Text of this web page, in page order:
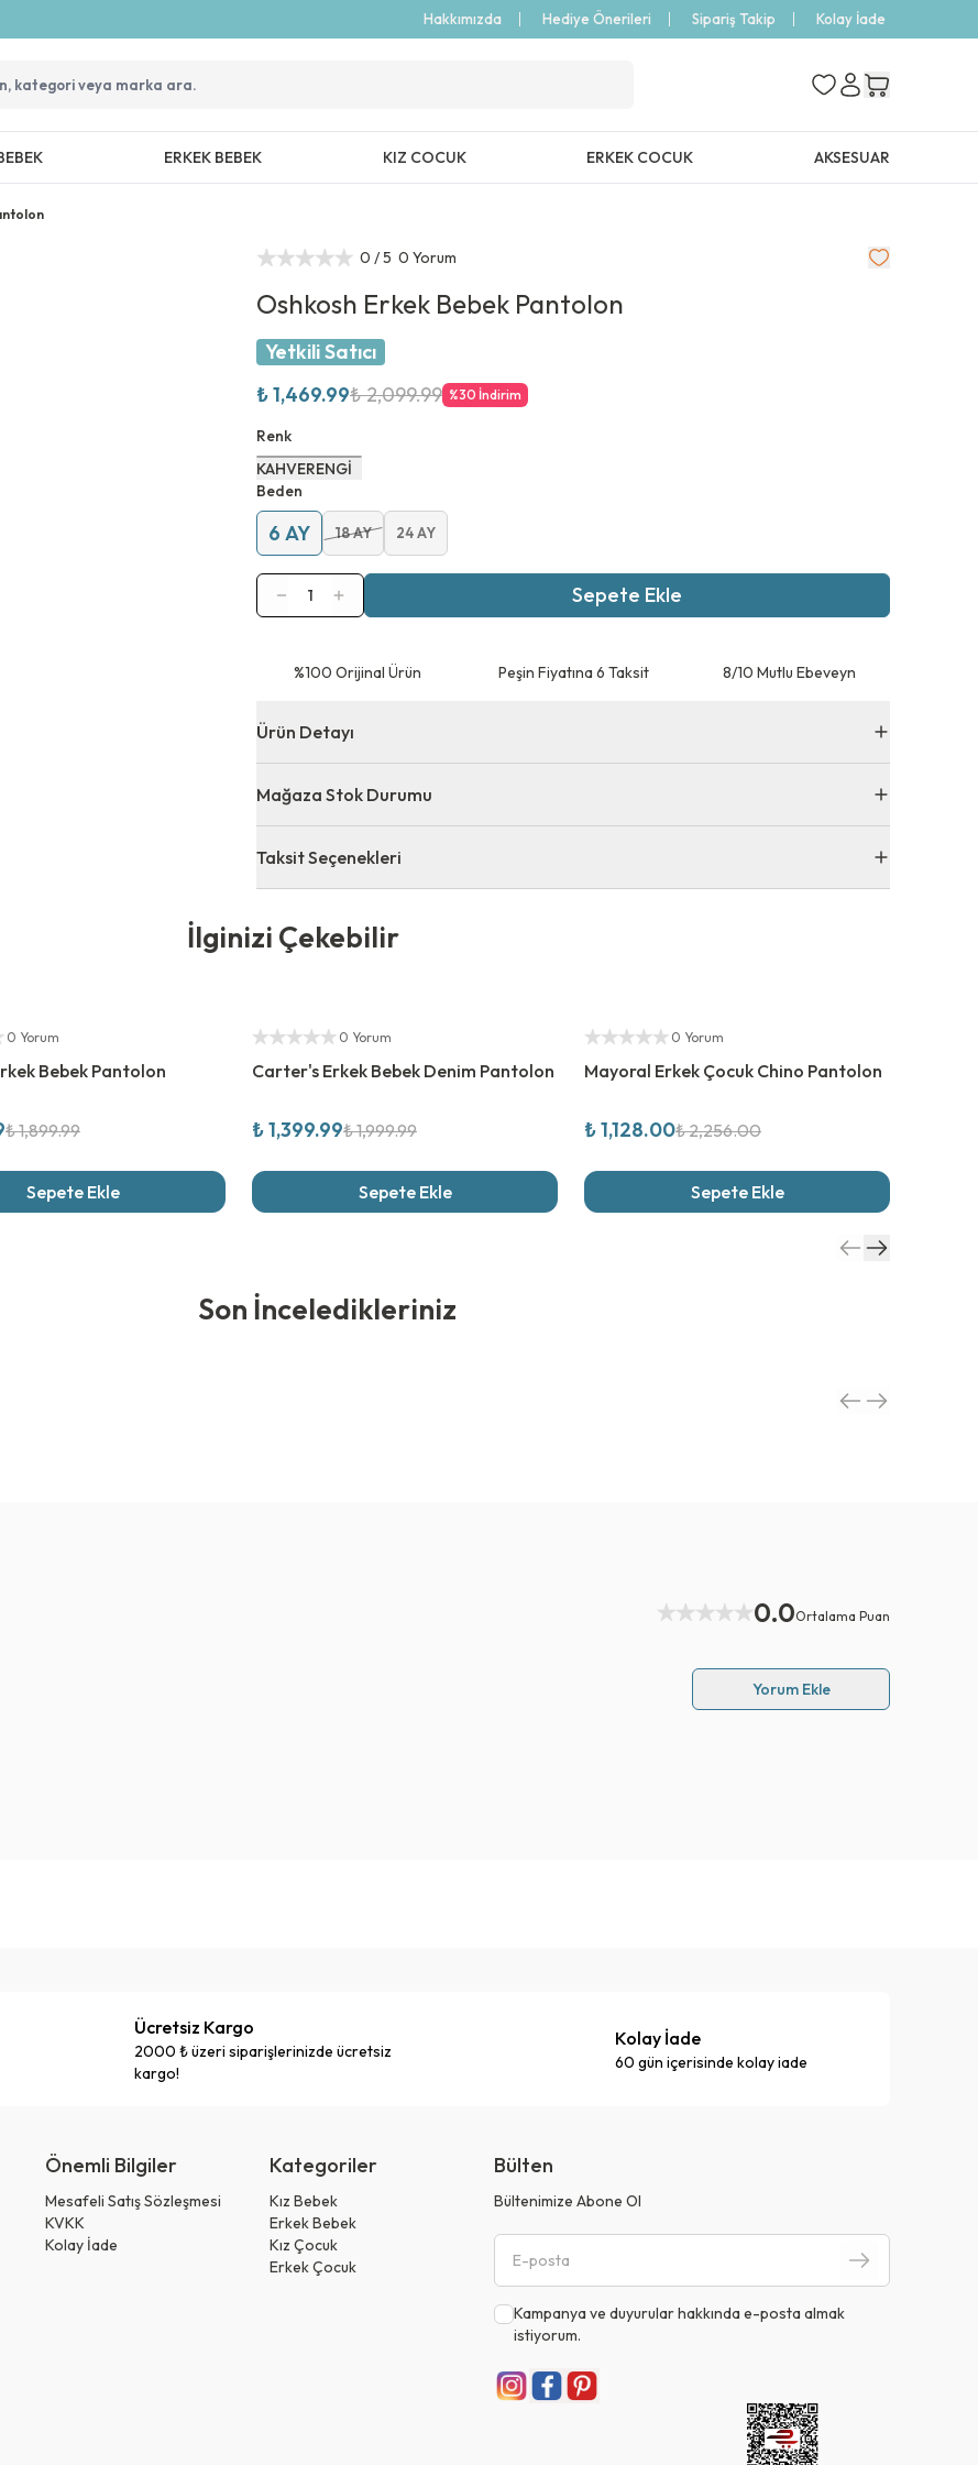
Hakkımızda Hediye Önerileri Sipariş Takip Kolay İade
ERKEK BEBEK KIZ COCUK ERKEK COCUK AKSESUAR
0 / 5 0 Yorum
Oshkosh Erkek Bebek Pantolon
Yetkili Satıcı
₺ 1,469.99₺ 2,099.99 %30 İndirim
Renk
KAHVERENGİ
Beden
6 AY 18 AY 24 AY
1 Sepete Ekle
⁠%100 Orijinal Ürün Peşin Fiyatına 6 Taksit 8/10 Mutlu Ebeveyn
Ürün Detayı
Mağaza Stok Durumu
Taksit Seçenekleri
0 Yorum
Bebek Pantolon
₺ 1,899.99
Sepete Ekle
Yetkili Satıcı
0 Yorum
Carter's Erkek Bebek Denim Pantolon
₺ 1,399.99₺ 1,999.99
Sepete Ekle
Yetkili Satıcı
0 Yorum
Mayoral Erkek Çocuk Chino Pantolon
₺ 1,128.00₺ 2,256.00
Sepete Ekle
0.0Ortalama Puan
Yorum Ekle
Ücretsiz Kargo
2000 ₺ üzeri siparişlerinizde ücretsiz
kargo!
Kolay İade
60 gün içerisinde kolay iade
Önemli Bilgiler
Mesafeli Satış Sözleşmesi
KVKK
Kolay İade
Kategoriler
Kız Bebek
Erkek Bebek
Kız Çocuk
Erkek Çocuk
Bülten
Bültenimize Abone Ol
Kampanya ve duyurular hakkında e-posta almak
istiyorum.